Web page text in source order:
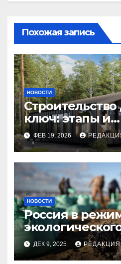
Похожая запись
НОВОСТИ
ключ: этапы и
планирование
ФЕВ 19, 2026
НОВОСТИ
Россия в
ДЕК 9, 2025 РЕДАКЦИЯ